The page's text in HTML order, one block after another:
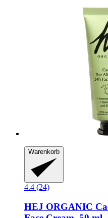
Warenkorb
4.4 (24)
HEJ ORGANIC